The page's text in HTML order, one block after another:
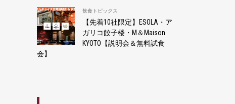
飲食トピックス
【先着10社限定】ESOLA・ア
ガリコ餃子楼・M＆Maison
KYOTO【説明会＆無料試食
会】